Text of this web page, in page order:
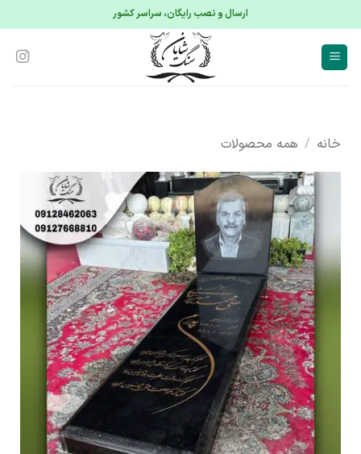
ارسال و نصب رایگان، سراسر کشور
خانه / همه محصولات